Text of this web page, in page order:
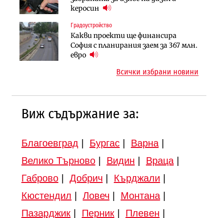
керосин
Градоустройство
Какви проекти ще финансира
София с планирания заем за 367 млн.
евро
парцеларния план за
Търново
Градоустройство
Шест кандидата с интерес към
(Графика)
Инфраструктура
Вторият мост над Варненското
езеро става част от бъдещата
магистрала „Черно море“
Всички избрани новини
Виж съдържание за:
Благоевград Бургас| Варна|
Велико Търново| Видин Враца|
Габрово| Добрич Кърджали
Кюстендил
Ловеч Монтана|
Пазарджик| Перник| Плевен